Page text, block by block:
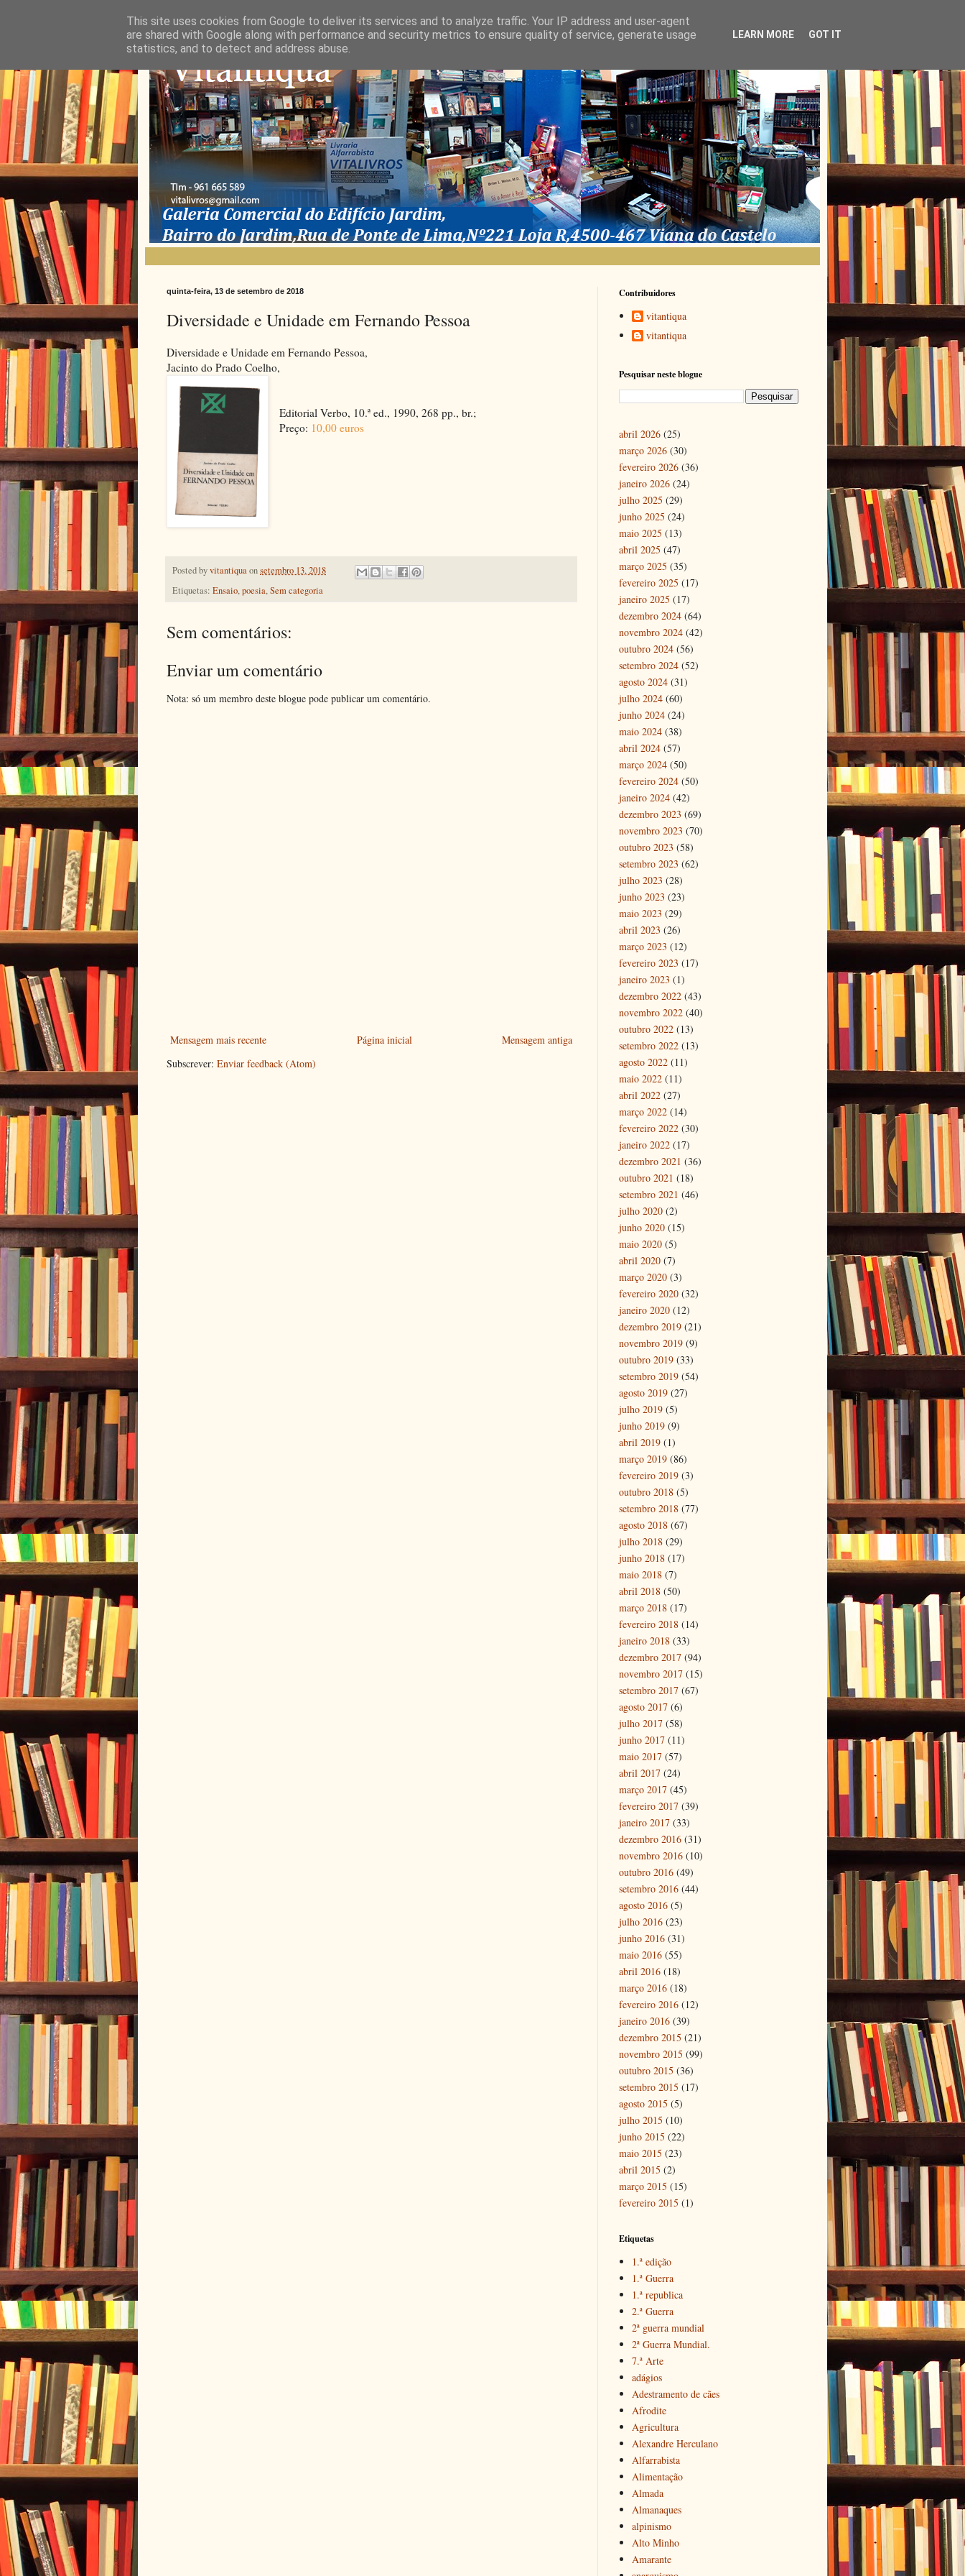
quinta-feira, 13 de setembro de 2018
Diversidade e Unidade em Fernando Pessoa
Diversidade e Unidade em Fernando Pessoa,
Jacinto do Prado Coelho,
Editorial Verbo, 10.ª ed., 1990, 268 pp., br.;
Preço: 10,00 euros
Posted byvitantiquaonsetembro 13, 2018
Etiquetas: Ensaio,poesia,Sem categoria
Sem comentários:
Enviar um comentário
Nota: só um membro deste blogue pode publicar um comentário.
Mensagem mais recente Mensagem antiga
Página inicial
Subscrever: Enviar feedback (Atom)
Contribuidores
vitantiqua
vitantiqua
Pesquisar neste blogue
abril 2026 (25)
março 2026 (30)
fevereiro 2026 (36)
janeiro 2026 (24)
julho 2025 (29)
junho 2025 (24)
maio 2025 (13)
abril 2025 (47)
março 2025 (35)
fevereiro 2025 (17)
janeiro 2025 (17)
dezembro 2024 (64)
novembro 2024 (42)
outubro 2024 (56)
setembro 2024 (52)
agosto 2024 (31)
julho 2024 (60)
junho 2024 (24)
maio 2024 (38)
abril 2024 (57)
março 2024 (50)
fevereiro 2024 (50)
janeiro 2024 (42)
dezembro 2023 (69)
novembro 2023 (70)
outubro 2023 (58)
setembro 2023 (62)
julho 2023 (28)
junho 2023 (23)
maio 2023 (29)
abril 2023 (26)
março 2023 (12)
fevereiro 2023 (17)
janeiro 2023 (1)
dezembro 2022 (43)
novembro 2022 (40)
outubro 2022 (13)
setembro 2022 (13)
agosto 2022 (11)
maio 2022 (11)
abril 2022 (27)
março 2022 (14)
fevereiro 2022 (30)
janeiro 2022 (17)
dezembro 2021 (36)
outubro 2021 (18)
setembro 2021 (46)
julho 2020 (2)
junho 2020 (15)
maio 2020 (5)
abril 2020 (7)
março 2020 (3)
fevereiro 2020 (32)
janeiro 2020 (12)
dezembro 2019 (21)
novembro 2019 (9)
outubro 2019 (33)
setembro 2019 (54)
agosto 2019 (27)
julho 2019 (5)
junho 2019 (9)
abril 2019 (1)
março 2019 (86)
fevereiro 2019 (3)
outubro 2018 (5)
setembro 2018 (77)
agosto 2018 (67)
julho 2018 (29)
junho 2018 (17)
maio 2018 (7)
abril 2018 (50)
março 2018 (17)
fevereiro 2018 (14)
janeiro 2018 (33)
dezembro 2017 (94)
novembro 2017 (15)
setembro 2017 (67)
agosto 2017 (6)
julho 2017 (58)
junho 2017 (11)
maio 2017 (57)
abril 2017 (24)
março 2017 (45)
fevereiro 2017 (39)
janeiro 2017 (33)
dezembro 2016 (31)
novembro 2016 (10)
outubro 2016 (49)
setembro 2016 (44)
agosto 2016 (5)
julho 2016 (23)
junho 2016 (31)
maio 2016 (55)
abril 2016 (18)
março 2016 (18)
fevereiro 2016 (12)
janeiro 2016 (39)
dezembro 2015 (21)
novembro 2015 (99)
outubro 2015 (36)
setembro 2015 (17)
agosto 2015 (5)
julho 2015 (10)
junho 2015 (22)
maio 2015 (23)
abril 2015 (2)
março 2015 (15)
fevereiro 2015 (1)
Etiquetas
1.ª edição
1.ª Guerra
1.ª republica
2.ª Guerra
2ª guerra mundial
2ª Guerra Mundial.
7.ª Arte
adágios
Adestramento de cães
Afrodite
Agricultura
Alexandre Herculano
Alfarrabista
Alimentação
Almada
Almanaques
alpinismo
Alto Minho
Amarante
This site uses cookies from Google to deliver its services and to analyze traffic. Your IP address and user-agent
are shared with Google along with performance and security metrics to ensure quality of service, generate usage
statistics, and to detect and address abuse.
LEARN MORE GOT IT